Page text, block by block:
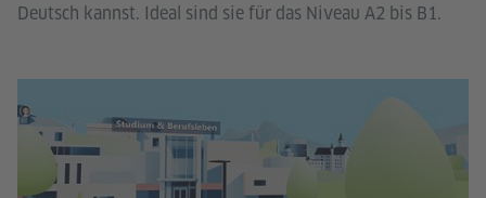
Deutsch kannst. Ideal sind sie für das Niveau A2 bis B1.